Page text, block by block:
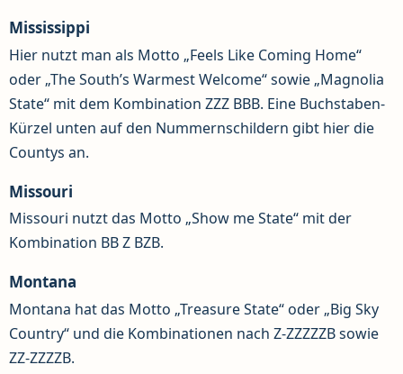
Mississippi
Hier nutzt man als Motto „Feels Like Coming Home“
oder „The South’s Warmest Welcome“ sowie „Magnolia
State“ mit dem Kombination ZZZ BBB. Eine Buchstaben-
Kürzel unten auf den Nummernschildern gibt hier die
Countys an.
Missouri
Missouri nutzt das Motto „Show me State“ mit der
Kombination BB Z BZB.
Montana
Montana hat das Motto „Treasure State“ oder „Big Sky
Country“ und die Kombinationen nach Z-ZZZZZB sowie
ZZ-ZZZZB.